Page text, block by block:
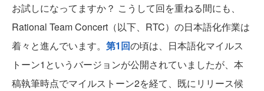
お試しになってますか？ こうして回を重ねる間にも、
Rational Team Concert（以下、RTC）の日本語化作業は
着々と進んでいます。 第1回の頃は、日本語化マイルス
トーン1というバージョンが公開されていましたが、本
稿執筆時点でマイルストーン2を経て、既にリリース候